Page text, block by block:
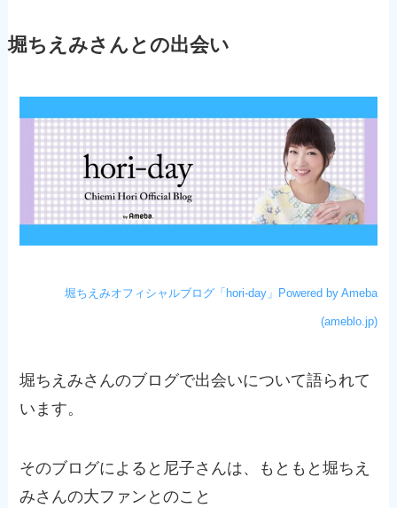
堀ちえみさんとの出会い
堀ちえみオフィシャルブログ「hori-day」Powered by Ameba
(ameblo.jp)
堀ちえみさんのブログで出会いについて語られて
います。
そのブログによると尼子さんは、もともと堀ちえ
みさんの大ファンとのこと